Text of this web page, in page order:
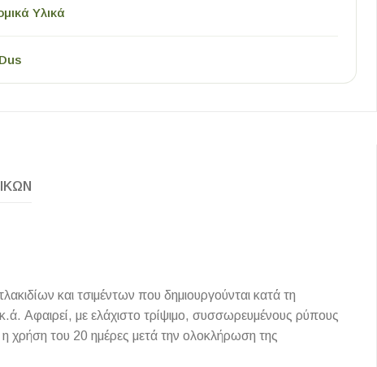
Υλικά
και τσιμέντων που δημιουργούνται κατά τη
Αφαιρεί, με ελάχιστο τρίψιμο, συσσωρευμένους ρύπους
χρήση του 20 ημέρες μετά την ολοκλήρωση της